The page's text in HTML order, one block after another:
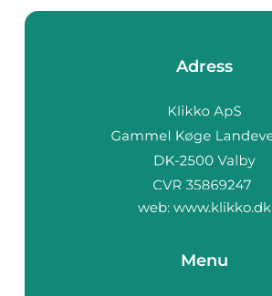
Adress
web: www.klikko.dk
Menu